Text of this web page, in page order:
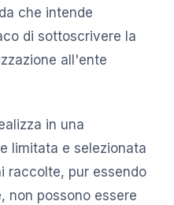
che intende
di sottoscrivere la
all'ente
in una
limitata e selezionata
raccolte, pur essendo
non possono essere